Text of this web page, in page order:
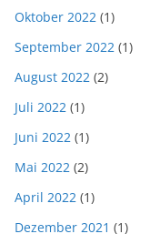
Oktober 2022 (1)
September 2022 (1)
August 2022 (2)
Juli 2022 (1)
Juni 2022 (1)
Mai 2022 (2)
April 2022 (1)
Dezember 2021 (1)